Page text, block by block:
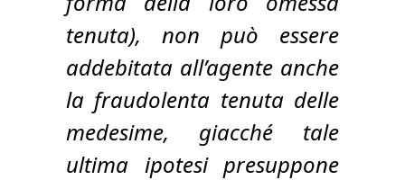
tenuta), non può essere
addebitata all’agente anche
la fraudolenta tenuta delle
medesime, giacché tale
ultima ipotesi presuppone